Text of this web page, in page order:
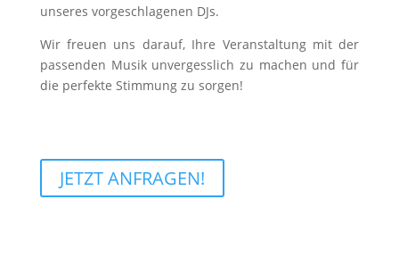
unseres vorgeschlagenen DJs.
Wir freuen uns darauf, Ihre Veranstaltung mit der
passenden Musik unvergesslich zu machen und für
die perfekte Stimmung zu sorgen!
JETZT ANFRAGEN!